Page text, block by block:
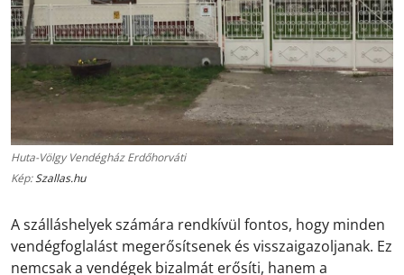
Huta-Völgy Vendégház Erdőhorváti
Kép:Szallas.hu
A szálláshelyek számára rendkívül fontos, hogy minden
vendégfoglalást megerősítsenek és visszaigazoljanak. Ez
nemcsak a vendégek bizalmát erősíti, hanem a